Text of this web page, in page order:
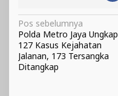
Navigasi
pos
Pos sebelumnya
Polda Metro Jaya Ungkap
127 Kasus Kejahatan
Jalanan, 173 Tersangka
Ditangkap